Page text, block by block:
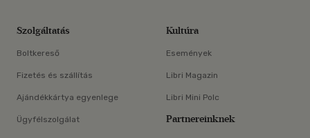
Szolgáltatás
Boltkereső
Fizetés és szállítás
Ajándékkártya egyenlege
Ügyfélszolgálat
Kultúra
Események
Libri Magazin
Libri Mini Polc
Partnereinknek